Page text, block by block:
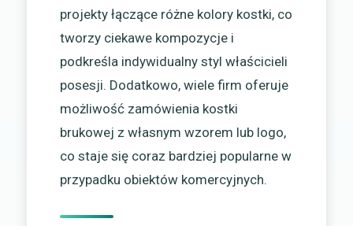
projekty łączące różne kolory kostki, co
tworzy ciekawe kompozycje i
podkreśla indywidualny styl właścicieli
posesji. Dodatkowo, wiele firm oferuje
możliwość zamówienia kostki
brukowej z własnym wzorem lub logo,
co staje się coraz bardziej popularne w
przypadku obiektów komercyjnych.